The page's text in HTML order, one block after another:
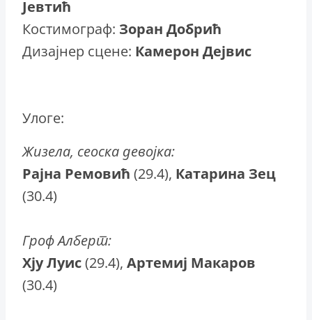
Јевтић
Костимограф: Зоран Добрић
Дизајнер сцене: Камерон Дејвис
Улоге:
Жизела, сеоска девојка:
Рајна Ремовић (29.4), Катарина Зец
(30.4)
Гроф Алберт:
Хју Луис(29.4), Артемиј Макаров
(30.4)